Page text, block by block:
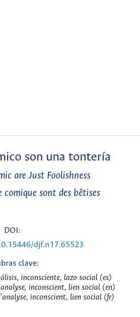
son una tontería
are Just Foolishness
comique sont des bêtises
DOI:
djf.n17.65523
clave:
inconsciente, lazo social (es)
inconscient, lien social (en)
inconscient, lien social (fr)